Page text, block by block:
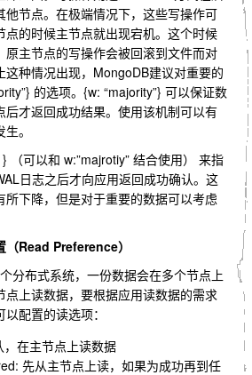
他节点。在极端情况下，这些写操作可
点的时候主节点就出现宕机。这个时候
原主节点的写操作会被回滚到文件而对
这种情况出现，MongoDB建议对重要的
的选项。{w: “majority”} 可以保证数
后才返回成功结果。使用该机制可以有
。
（可以和 w:”majrotiy” 结合使用） 来指
日志之后才向应用返回成功确认。这
所下降，但是对于重要的数据可以考虑
Read Preference）
分布式系统，一份数据会在多个节点上
点上读数据，要根据应用读数据的需求
配置的读选项：
在主节点上读数据
先从主节点上读，如果为成功再到任